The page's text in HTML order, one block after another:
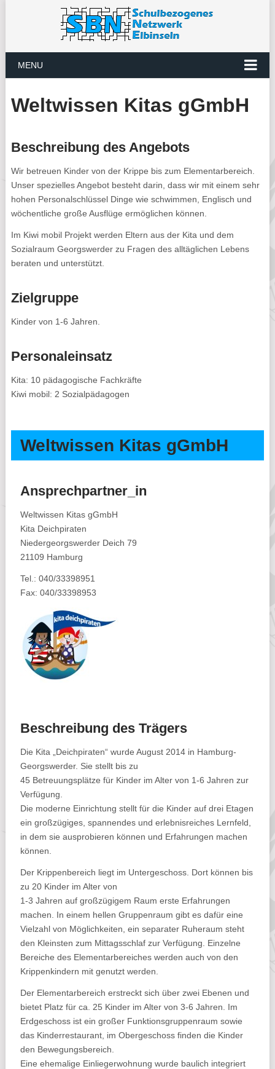
MENU
Weltwissen Kitas gGmbH
Beschreibung des Angebots
Wir betreuen Kinder von der Krippe bis zum Elementarbereich.
Unser spezielles Angebot besteht darin, dass wir mit einem sehr
hohen Personalschlüssel Dinge wie schwimmen, Englisch und
wöchentliche große Ausflüge ermöglichen können.
Im Kiwi mobil Projekt werden Eltern aus der Kita und dem
Sozialraum Georgswerder zu Fragen des alltäglichen Lebens
beraten und unterstützt.
Zielgruppe
Kinder von 1-6 Jahren.
Personaleinsatz
Kita: 10 pädagogische Fachkräfte
Kiwi mobil: 2 Sozialpädagogen
Weltwissen Kitas gGmbH
Ansprechpartner_in
Weltwissen Kitas gGmbH
Kita Deichpiraten
Niedergeorgswerder Deich 79
21109 Hamburg
Tel.: 040/33398951
Fax: 040/33398953
Beschreibung des Trägers
Die Kita „Deichpiraten“ wurde August 2014 in Hamburg-
Georgswerder. Sie stellt bis zu
45 Betreuungsplätze für Kinder im Alter von 1-6 Jahren zur
Verfügung.
Die moderne Einrichtung stellt für die Kinder auf drei Etagen
ein großzügiges, spannendes und erlebnisreiches Lernfeld,
in dem sie ausprobieren können und Erfahrungen machen
können.
Der Krippenbereich liegt im Untergeschoss. Dort können bis
zu 20 Kinder im Alter von
1-3 Jahren auf großzügigem Raum erste Erfahrungen
machen. In einem hellen Gruppenraum gibt es dafür eine
Vielzahl von Möglichkeiten, ein separater Ruheraum steht
den Kleinsten zum Mittagsschlaf zur Verfügung. Einzelne
Bereiche des Elementarbereiches werden auch von den
Krippenkindern mit genutzt werden.
Der Elementarbereich erstreckt sich über zwei Ebenen und
bietet Platz für ca. 25 Kinder im Alter von 3-6 Jahren. Im
Erdgeschoss ist ein großer Funktionsgruppenraum sowie
das Kinderrestaurant, im Obergeschoss finden die Kinder
den Bewegungsbereich.
Eine ehemalige Einliegerwohnung wurde baulich integriert